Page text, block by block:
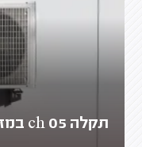
תקלה ch 05 במזגן LG